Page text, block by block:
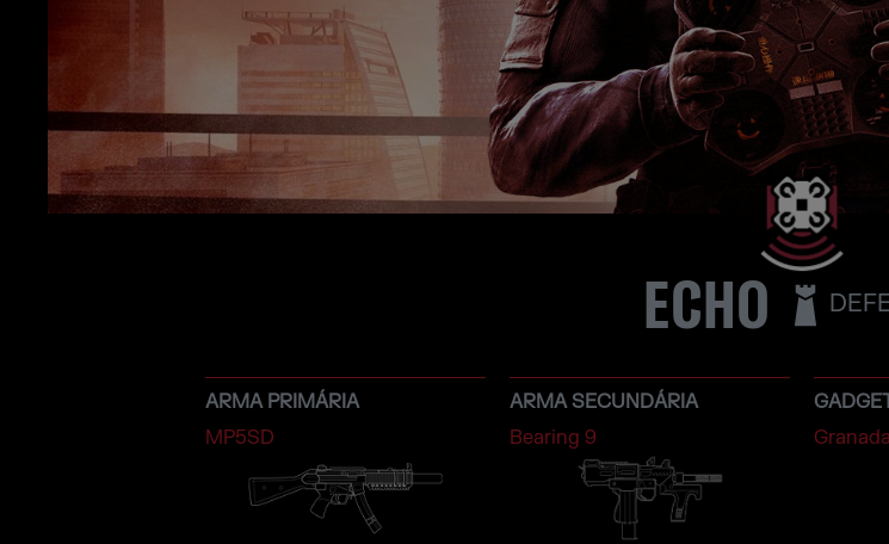
ECHO
ARMA PRIMÁRIA
MP5SD
ARMA SECUNDÁRIA
Bearing 9